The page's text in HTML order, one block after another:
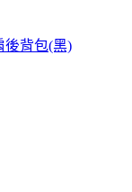
後背包(黑)